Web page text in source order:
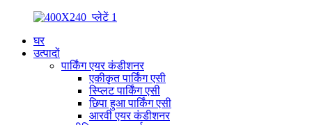
घर
उत्पादों
पार्किंग एयर कंडीशनर
एकीकृत पार्किंग एसी
स्प्लिट पार्किंग एसी
छिपा हुआ पार्किंग एसी
आरवी एयर कंडीशनर